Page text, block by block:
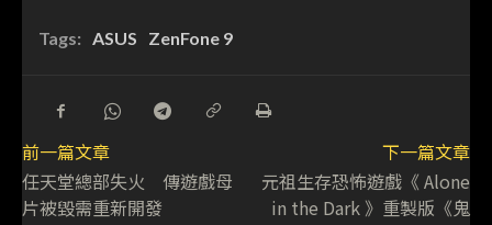
Tags: ASUS ZenFone 9
前一篇文章
任天堂總部失火 傳遊戲母
片被毀需重新開發
下一篇文章
元祖生存恐怖遊戲《 Alone
in the Dark 》重製版《鬼